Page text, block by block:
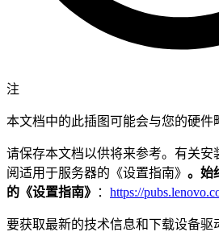
注
本文档中的此插图可能会与您的硬件
请保存本文档以供将来参考。有关安
阅适用于服务器的《设置指南》 。始
的《设置指南》
： https://
要获取最新的技术信息和下载设备驱